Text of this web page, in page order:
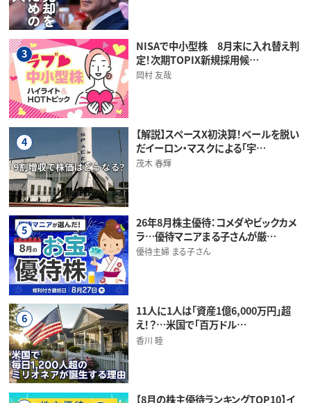
3
NISAで中小型株 8月末に入れ替え判
定！次期TOPIX新規採用候…
岡村 友哉
4
【解説】スペースX初決算！ベールを脱い
だイーロン・マスクによる「宇…
茂木 春輝
5
26年8月株主優待：コメダやビックカメ
ラ…優待マニアまる子さんが厳…
優待主婦 まる子さん
6
11人に1人は「資産1億6,000万円」超
え！？…米国で「百万ドル…
香川 睦
【8月の株主優待ランキングTOP10】イ